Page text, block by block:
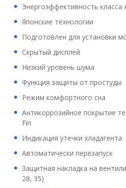
Энергоэффективность класса
Японские технологии
Подготовлен для установки
Скрытый дисплей
Низкий уровень шума
Функция защиты от простуды
Режим комфортного сна
Антикоррозийное покрытие
Fin
Индикация утечки хладагента
Автоматически перезапуск
Защитная накладка на
28, 35)